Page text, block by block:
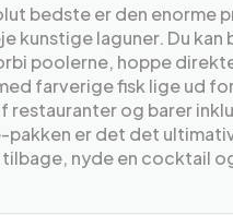
bedste er den enorme
kunstige laguner. Du
poolerne, hoppe
farverige fisk lige ud
restauranter og barer
pakken er det det
nyde en cocktail